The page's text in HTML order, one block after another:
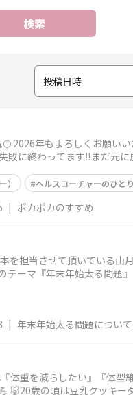
検索
投稿日時
2026年もよろしくお願い
敗に終わってます‼︎まだ元
） ヘルスコーチャーのひと
| ポカポカのすすめ
を担当させて頂いている山
ーマ『年末年始太る問題
| 年末年始太る問題について
体重を減らしたい』『体型
🐷20歳の頃は豆乳クッキ